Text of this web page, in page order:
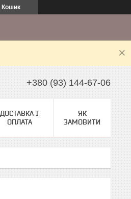
Кошик
+380 (93) 144-67-06
ДОСТАВКА І
ОПЛАТА
ЯК
ЗАМОВИТИ